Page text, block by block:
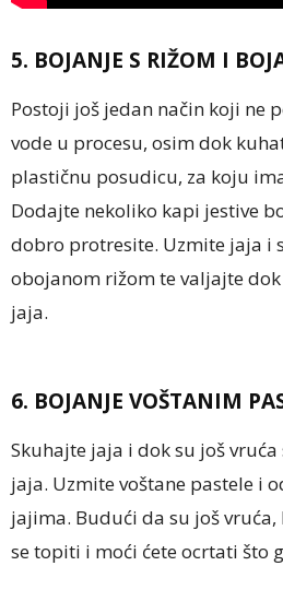
5. BOJANJE S RIŽOM I
Postoji još jedan način koji ne
vode u procesu, osim dok
plastičnu posudicu, za koju
Dodajte nekoliko kapi jestive
dobro protresite. Uzmite jaja i
obojanom rižom te valjajte
jaja.
6. BOJANJE VOŠTANIM
Skuhajte jaja i dok su još
jaja. Uzmite voštane pastele i
jajima. Budući da su još
se topiti i moći ćete ocrtati što